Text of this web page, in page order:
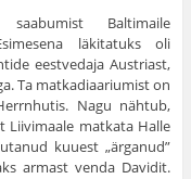
saabumist Baltimaile
läkitatuks oli
eestvedaja Austriast,
Ta matkadiaariumist on
Nagu nähtub,
Liivimaale matkata Halle
kuuest „ärganud”
armast venda Davidit.